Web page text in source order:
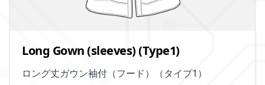
Long Gown (sleeves) (Type1)
ロング丈ガウン袖付（フード）（タイプ1）